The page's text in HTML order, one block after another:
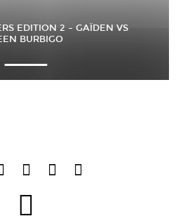
EDITION 2 – GAÏDEN VS
BURBIGO